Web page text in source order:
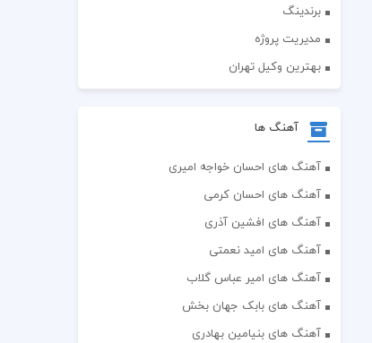
برندینگ
مدیریت پروژه
بهترین وکیل تهران
آهنگ ها
آهنگ های احسان خواجه امیری
آهنگ های احسان کرمی
آهنگ های افشین آذری
آهنگ های امید نعمتی
آهنگ های امیر عباس گلاب
آهنگ های بابک جهان بخش
آهنگ های بنیامین بهادری